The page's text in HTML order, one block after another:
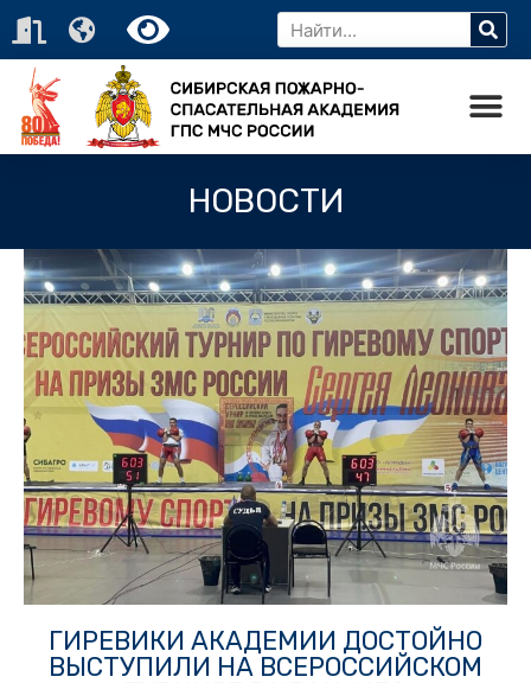
НОВОСТИ
ГИРЕВИКИ АКАДЕМИИ ДОСТОЙНО
ВЫСТУПИЛИ НА ВСЕРОССИЙСКОМ